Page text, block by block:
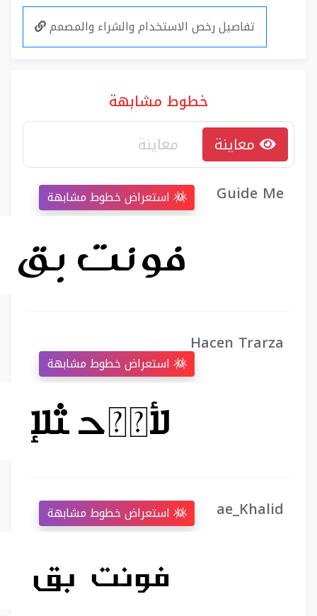
تفاصيل رخص الاستخدام والشراء والمصمم
خطوط مشابهة
Guide Me
Hacen Trarza
ae_Khalid